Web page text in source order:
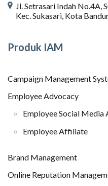
Jl. Setrasari Indah No.4A,
Kec. Sukasari, Kota
Produk IAM
Campaign Management
Employee Advocacy
Employee Social Media
Employee Affiliate
Brand Management
Online Reputation